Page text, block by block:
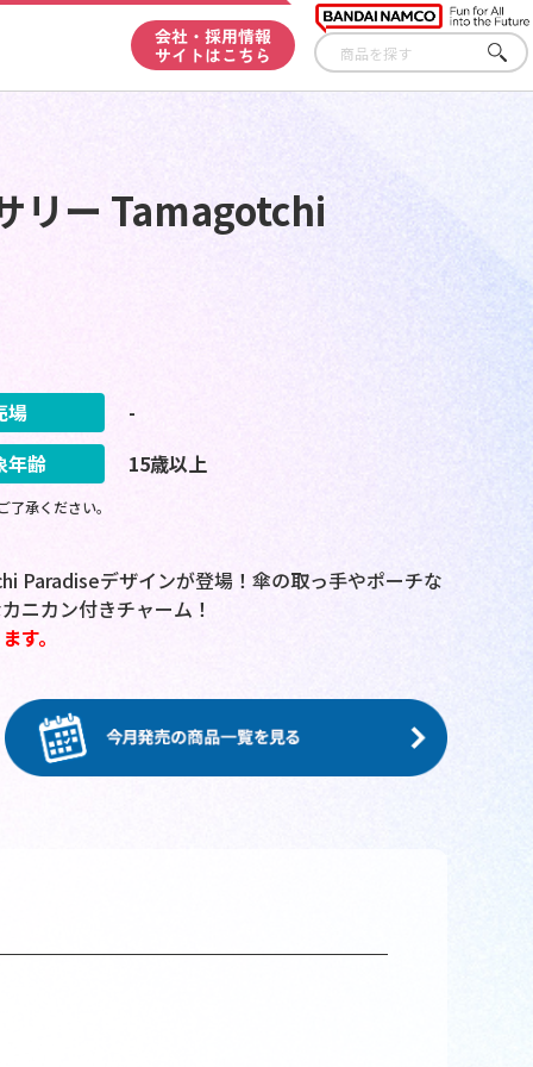
会社・採用情報
サイトはこちら
さが
す
リー Tamagotchi
場
-
年齢
15歳以上
承ください。
Paradiseデザインが登場！傘の取っ手やポーチな
ニカン付きチャーム！
す。